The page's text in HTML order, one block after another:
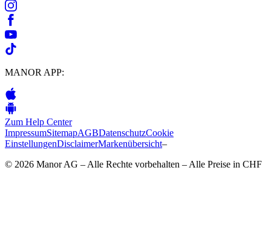
MANOR APP:
Zum Help Center
ImpressumSitemapAGBDatenschutzCookie
EinstellungenDisclaimerMarkenübersicht–
© 2026 Manor AG – Alle Rechte vorbehalten – Alle Preise in CHF